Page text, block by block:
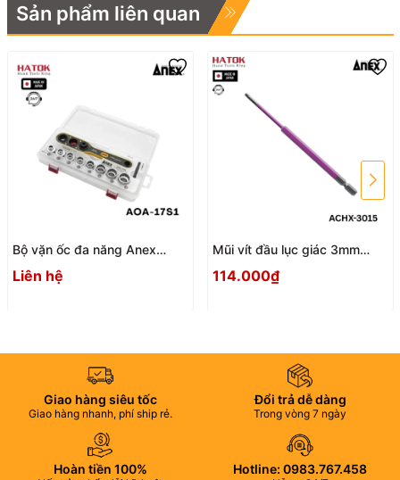
Sản phẩm liên quan
Bộ vặn ốc đa năng Anex
AOA-17S1 Nhật Bản
Liên hệ
Mũi vít đầu lục giác 3mm
114.000₫
Giao hàng siêu tốc
Giao hàng nhanh, phí ship rẻ.
Đổi trả dễ dàng
Trong vòng 7 ngày
Hoàn tiền 100% Hotline: 0983.767.458